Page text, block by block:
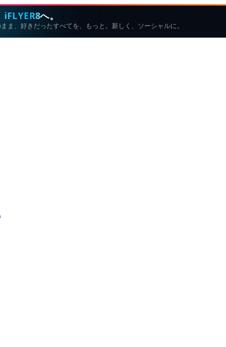
iFLYER8へ。
ま、好きだったすべてを、もっと。新しく、ソーシャルに。